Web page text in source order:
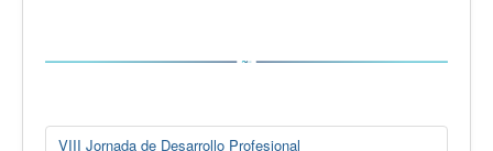
VIII Jornada de Desarrollo Profesional